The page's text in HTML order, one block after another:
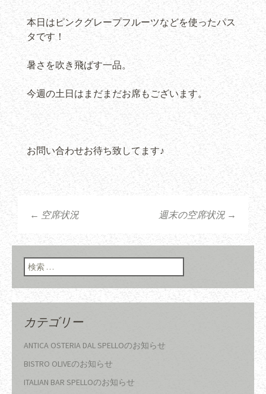
本日はピンクグレープフルーツなどを使ったパス
タです！
暑さを吹き飛ばす一品。
今週の土日はまだまだお席もございます。
お問い合わせお待ち致してます♪
投稿ナビゲーショ
ン
← 空席状況 週末の空席状況 →
検索:
カテゴリー
ANTICA OSTERIA DAL SPELLOのお知らせ
BISTRO OLIVEのお知らせ
ITALIAN BAR SPELLOのお知らせ